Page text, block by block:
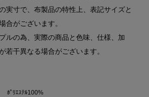
実寸で、布製品の特性上、表記サイズと
合がございます。
ルの為、実際の商品と色味、仕様、加
若干異なる場合がございます。
ﾎﾟﾘｴｽﾃﾙ100%